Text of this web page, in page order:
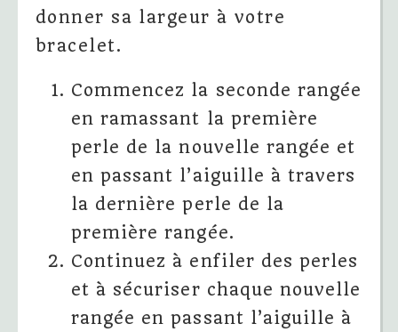
donner sa largeur à votre
bracelet.
Commencez la seconde rangée
en ramassant la première
perle de la nouvelle rangée et
en passant l’aiguille à travers
la dernière perle de la
première rangée.
Continuez à enfiler des perles
et à sécuriser chaque nouvelle
rangée en passant l’aiguille à